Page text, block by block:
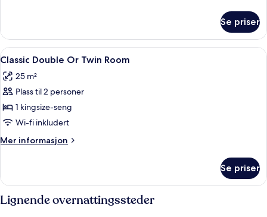
Double
Room
Se priser
Åpne
alle
bildene
av
Classic
Double
Or
Twin
Minibar, safe på rommet, skrivebord
3
Classic Double Or Twin Room
25 m²
Plass til 2 personer
1 kingsize-seng
Wi-fi inkludert
Mer informasjon
Mer
Double
Twin
Se priser
Lignende overnattingssteder